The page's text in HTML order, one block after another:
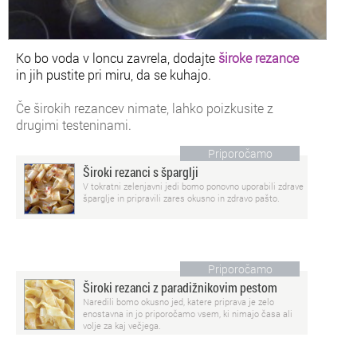
Ko bo voda v loncu zavrela, dodajte široke rezance
in jih pustite pri miru, da se kuhajo.
Če širokih rezancev nimate, lahko poizkusite z
drugimi testeninami.
Priporočamo
Široki rezanci s šparglji
V tokratni zelenjavni jedi bomo ponovno uporabili zdrave
šparglje in pripravili zares okusno in zdravo pašto.
Priporočamo
Široki rezanci z paradižnikovim pestom
Naredili bomo okusno jed, katere priprava je zelo
enostavna in jo priporočamo vsem, ki nimajo časa ali
volje za kaj večjega.